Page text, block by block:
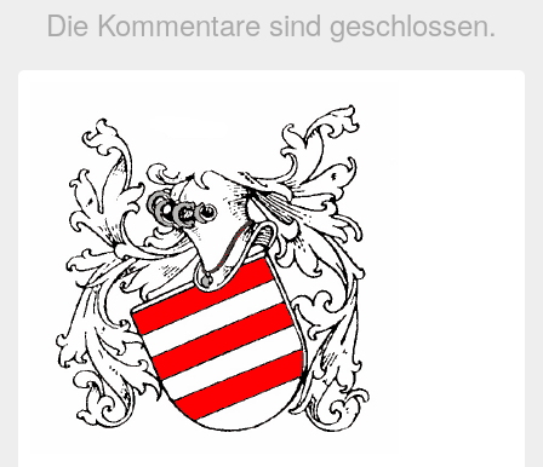
Die Kommentare sind geschlossen.
Widgetbereich